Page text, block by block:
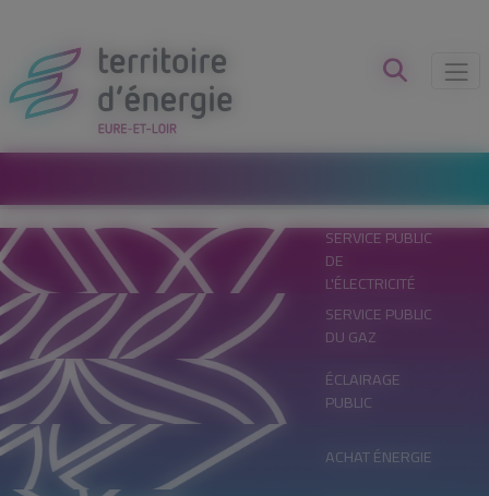
SERVICE PUBLIC
DE
L'ÉLECTRICITÉ
SERVICE PUBLIC
DU GAZ
ÉCLAIRAGE
PUBLIC
ACHAT ÉNERGIE